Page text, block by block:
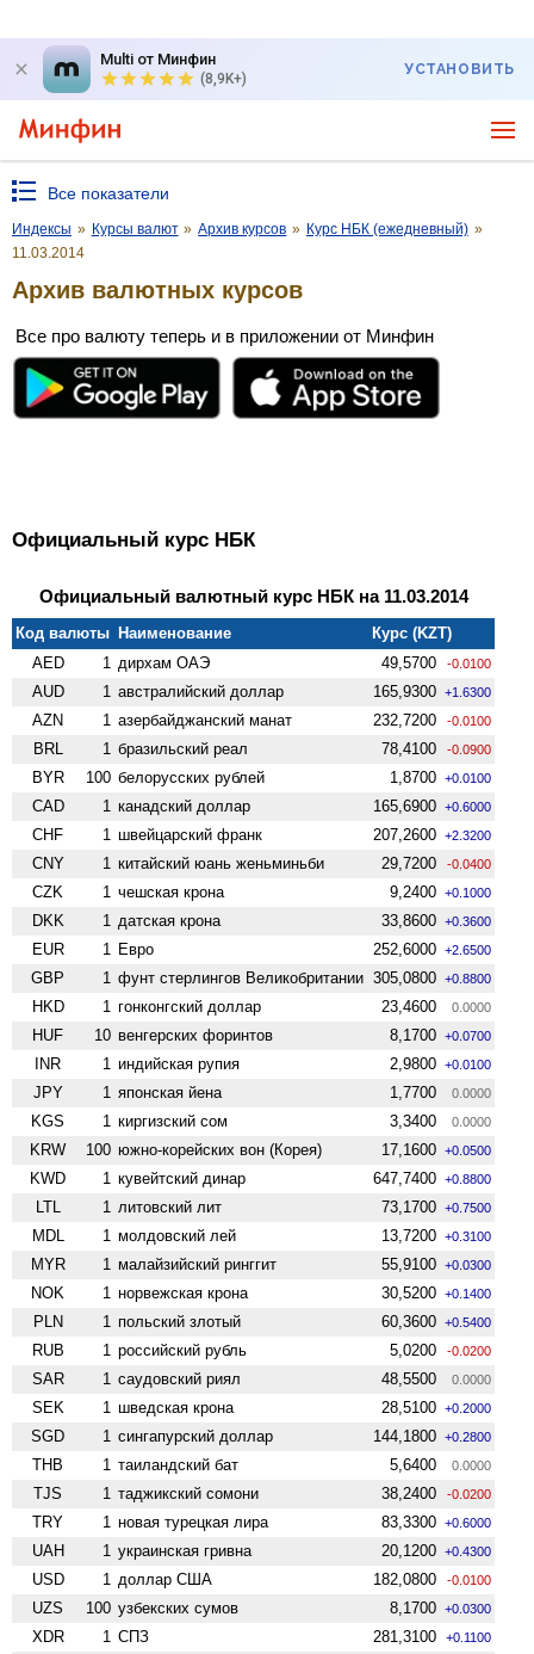
Multi от Минфин
(8,9K+)
УСТАНОВИТЬ
Все показатели
Индексы » Курсы валют » Архив курсов » Курс НБК (ежедневный) »
11.03.2014
Архив валютных курсов
Все про валюту теперь и в приложении от Минфин
Официальный курс НБК
Официальный валютный курс НБК на 11.03.2014
Код валюты Наименование
Курс (KZT)
AED
1 дирхам ОАЭ 49,5700 -0.0100
AUD 1 австралийский доллар 165,9300 +1.6300
AZN 1 азербайджанский манат 232,7200 -0.0100
BRL 1 бразильский реал 78,4100 -0.0900
BYR 100 белорусских рублей 1,8700 +0.0100
CAD 1 канадский доллар 165,6900 +0.6000
CHF 1 швейцарский франк 207,2600 +2.3200
CNY 1 китайский юань женьминьби 29,7200 -0.0400
CZK 1 чешская крона 9,2400 +0.1000
DKK 1 датская крона 33,8600 +0.3600
EUR 1 Евро 252,6000 +2.6500
GBP 1 фунт стерлингов Велико­британии 305,0800 +0.8800
HKD 1 гонконгский доллар 23,4600 0.0000
HUF 10 венгерских форинтов 8,1700 +0.0700
INR 1 индийская рупия 2,9800 +0.0100
JPY 1 японская йена 1,7700 0.0000
KGS 1 киргизский сом 3,3400 0.0000
KRW 100 южно-корейских вон (Корея) 17,1600 +0.0500
KWD 1 кувейтский динар 647,7400 +0.8800
LTL 1 литовский лит 73,1700 +0.7500
MDL 1 молдовский лей 13,7200 +0.3100
MYR 1 малайзийский ринггит 55,9100 +0.0300
NOK 1 норвежская крона 30,5200 +0.1400
PLN 1 польский злотый 60,3600 +0.5400
RUB 1 российский рубль 5,0200 -0.0200
SAR 1 саудовский риял 48,5500 0.0000
SEK 1 шведская крона 28,5100 +0.2000
SGD 1 сингапурский доллар 144,1800 +0.2800
THB 1 таиландский бат 5,6400 0.0000
TJS 1 таджикский сомони 38,2400 -0.0200
TRY 1 новая турецкая лира 83,3300 +0.6000
UAH 1 украинская гривна 20,1200 +0.4300
USD 1 доллар США 182,0800 -0.0100
UZS 100 узбекских сумов 8,1700 +0.0300
XDR 1 СПЗ 281,3100 +0.1100